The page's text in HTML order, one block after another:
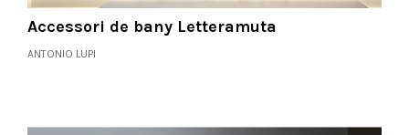
Accessori de bany Letteramuta
ANTONIO LUPI